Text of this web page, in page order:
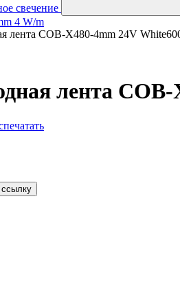
свечение
4 W/m
лента COB-X480-4mm 24V
лента
ссылку